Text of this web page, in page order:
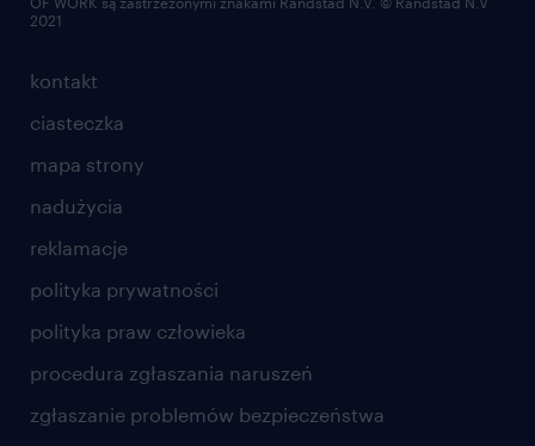
kontakt
ciasteczka
mapa strony
nadużycia
reklamacje
polityka prywatności
polityka praw człowieka
procedura zgłaszania naruszeń
zgłaszanie problemów bezpieczeństwa
2021